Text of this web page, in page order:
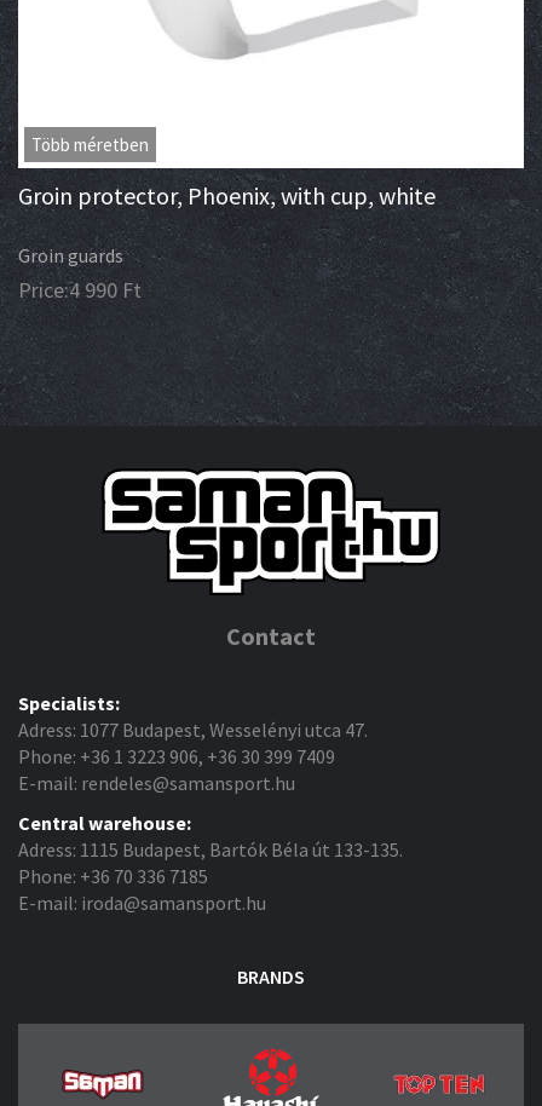
Több méretben
Groin protector, Phoenix, with cup, white
Groin guards
Price:4 990 Ft
Contact
Specialists:
Adress: 1077 Budapest, Wesselényi utca 47.
Phone: +36 1 3223 906, +36 30 399 7409
E-mail: rendeles@samansport.hu
Central warehouse:
Adress: 1115 Budapest, Bartók Béla út 133-135.
Phone: +36 70 336 7185
E-mail: iroda@samansport.hu
BRANDS